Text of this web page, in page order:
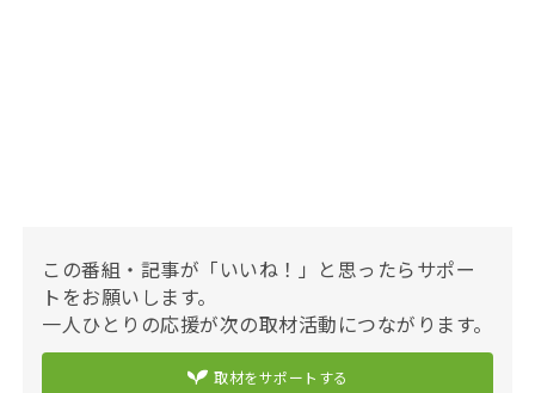
この番組・記事が「いいね！」と思ったらサポー
トをお願いします。
一人ひとりの応援が次の取材活動につながります。
取材をサポートする